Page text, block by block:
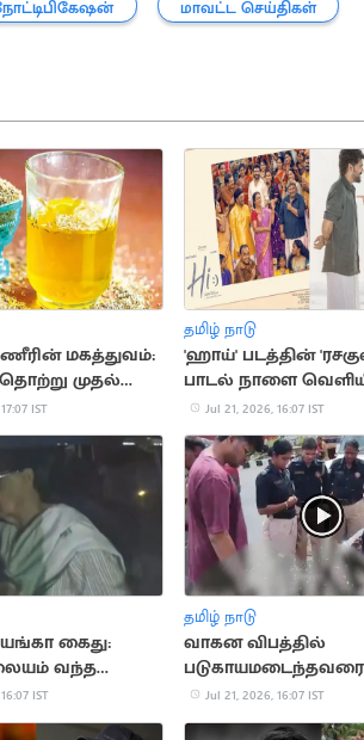
மாவட்ட செய்திகள்
மகத்துவம்:
தொற்று முதல்
வரை
IST
தமிழ் நாடு
'ஹாய்' படத்தின்
பாடல் நாளை
Jul 21, 2026, 16:07 IST
கைது:
வந்த
IST
தமிழ் நாடு
வாகன விபத்தில்
படுகாயமடைந்தவரை
மருத்துவமனையில்
தவெக MLA
Jul 21, 2026, 16:07 IST